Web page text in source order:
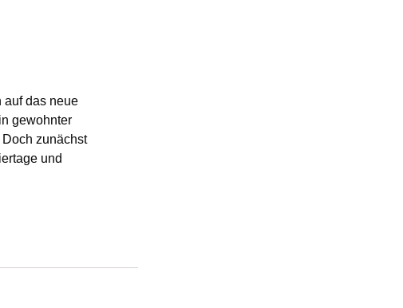
auf das neue
gewohnter
zunächst
und